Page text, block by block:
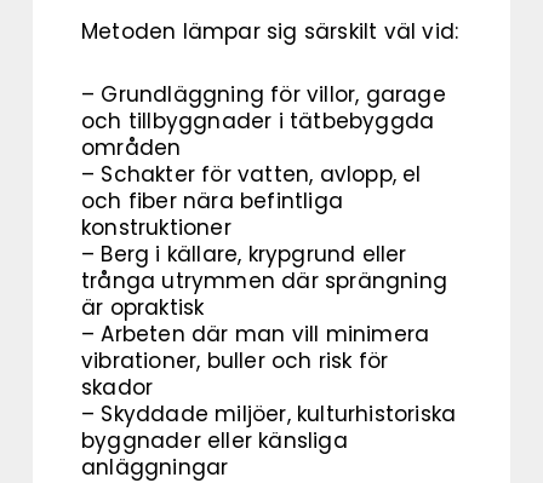
Metoden lämpar sig särskilt väl vid:
– Grundläggning för villor, garage
och tillbyggnader i tätbebyggda
områden
– Schakter för vatten, avlopp, el
och fiber nära befintliga
konstruktioner
– Berg i källare, krypgrund eller
trånga utrymmen där sprängning
är opraktisk
– Arbeten där man vill minimera
vibrationer, buller och risk för
skador
– Skyddade miljöer, kulturhistoriska
byggnader eller känsliga
anläggningar